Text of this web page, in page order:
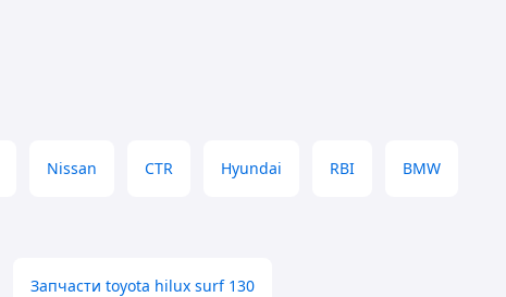
Nissan CTR Hyundai RBI BMW
Запчасти toyota hilux surf 130